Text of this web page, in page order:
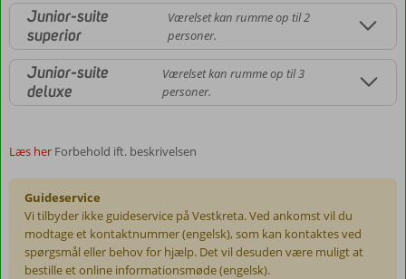
Junior-suite
superior
Værelset kan rumme op til 2
personer.
Junior-suite
deluxe
Værelset kan rumme op til 3
personer.
Læs her Forbehold ift. beskrivelsen
Guideservice
Vi tilbyder ikke guideservice på Vestkreta. Ved ankomst vil du
modtage et kontaktnummer (engelsk), som kan kontaktes ved
spørgsmål eller behov for hjælp. Det vil desuden være muligt at
bestille et online informationsmøde (engelsk).